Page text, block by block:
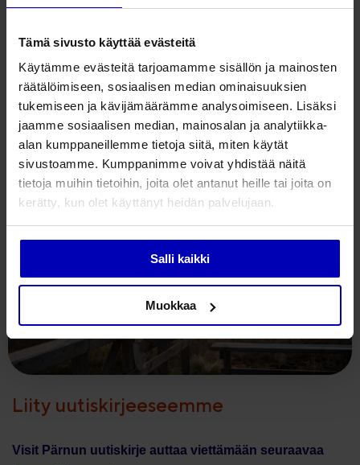
Tämä sivusto käyttää evästeitä
Käytämme evästeitä tarjoamamme sisällön ja mainosten
räätälöimiseen, sosiaalisen median ominaisuuksien
tukemiseen ja kävijämäärämme analysoimiseen. Lisäksi
jaamme sosiaalisen median, mainosalan ja analytiikka-
alan kumppaneillemme tietoja siitä, miten käytät
sivustoamme. Kumppanimme voivat yhdistää näitä
tietoja muihin tietoihin, joita olet antanut heille tai joita on
kerätty, kun olet käyttänyt heidän palvelujaan.
Salli kaikki
Muokkaa
Seedri tn 4, Pärnu linn, Pärnu linn
80012
Liity uutiskirjeeseemme
Visit Pärnun uutiskirje auttaa viettämään seuraavaa